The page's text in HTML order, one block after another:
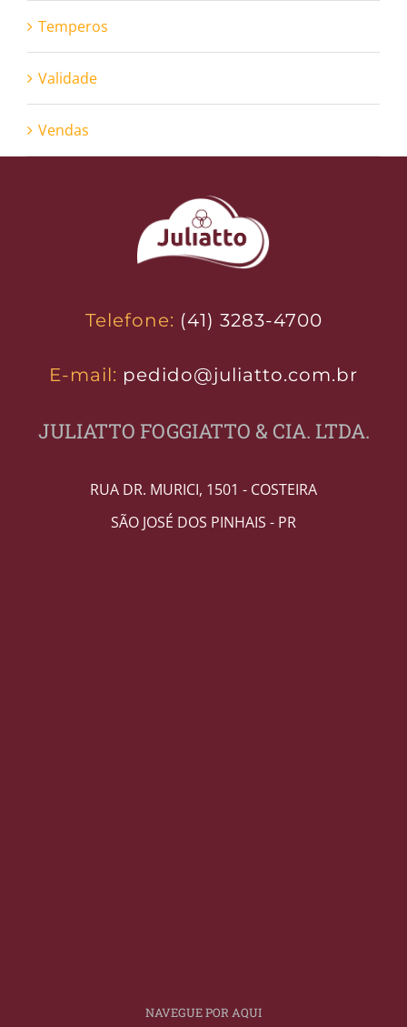
Temperos
Validade
Vendas
Telefone: (41) 3283-4700
E-mail: pedido@juliatto.com.br
JULIATTO FOGGIATTO & CIA. LTDA.
RUA DR. MURICI, 1501 - COSTEIRA
SÃO JOSÉ DOS PINHAIS - PR
NAVEGUE POR AQUI